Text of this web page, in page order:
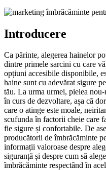
Introducere
Ca părinte, alegerea hainelor
dintre primele sarcini cu care
opțiuni accesibile disponibile,
haine sunt cu adevărat sigure
tău. La urma urmei, pielea
în curs de dezvoltare, așa că
care o atinge este moale,
scufunda în factorii cheie care
fie sigure și confortabile. De
producătorii de îmbrăcăminte
informații valoroase despre
siguranță și despre cum să
îmbrăcăminte respectând în